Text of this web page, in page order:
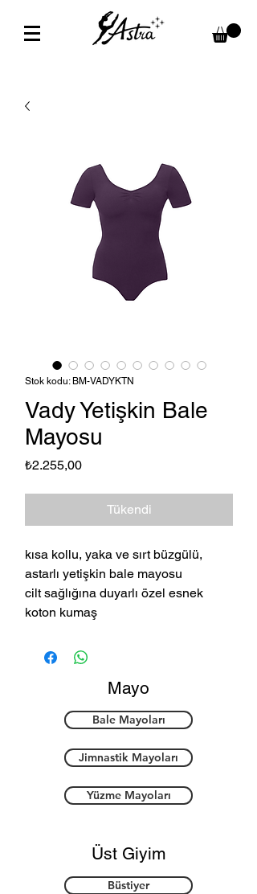
Stok kodu: BM-VADYKTN
Vady Yetişkin Bale
Mayosu
₺2.255,00Fiyat
Tükendi
kısa kollu, yaka ve sırt büzgülü,
astarlı yetişkin bale mayosu
cilt sağlığına duyarlı özel esnek
koton kumaş
Mayo
Bale Mayoları
Jimnastik Mayoları
Yüzme Mayoları
Üst Giyim
Büstiyer